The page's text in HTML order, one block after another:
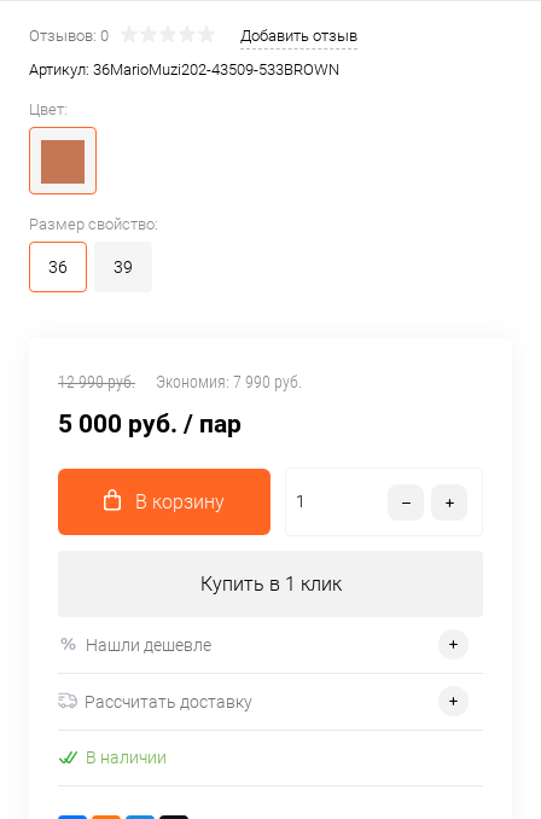
Отзывов: 0
Добавить отзыв
Артикул: 36MarioMuzi202-43509-533BROWN
Цвет:
Размер свойство:
36 39
12 990 руб. Экономия: 7 990 руб.
5 000 руб. / пар
В корзину
Купить в 1 клик
Нашли дешевле
Рассчитать доставку
В наличии